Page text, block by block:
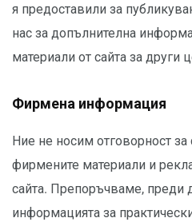
я предоставили за
нас за допълнителна
материали от сайта за други
Фирмена информация
Ние не носим отговорност
фирмените материали и
сайта. Препоръчваме, преди
информацията за